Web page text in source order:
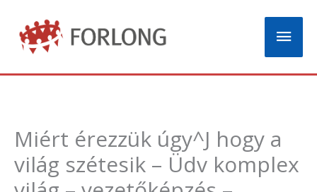
content
Main
Miért érezzük úgy^J hogy a
világ szétesik – Üdv komplex